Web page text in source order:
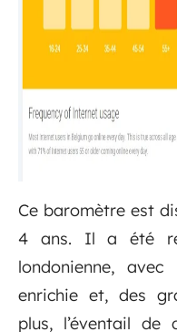
Ce baromètre est
4 ans. Il a été
londonienne,
enrichie et, des
plus, l’éventail de